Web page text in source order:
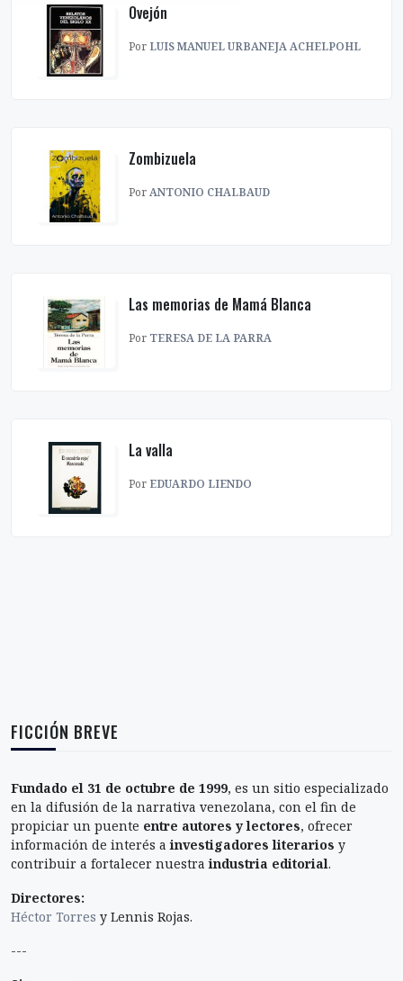
Ovejón
Por LUIS MANUEL URBANEJA ACHELPOHL
Zombizuela
PorANTONIO CHALBAUD
Las memorias de Mamá Blanca
Por TERESA DE LA PARRA
La valla
Por EDUARDO LIENDO
FICCIÓN BREVE
Fundado el 31 de octubre de 1999, es un sitio especializado
en la difusión de la narrativa venezolana, con el fin de
propiciar un puente entre autores y lectores, ofrecer
información de interés ainvestigadores literarios y
contribuir a fortalecer nuestraindustria editorial.
Directores:
Héctor Torres y Lennis Rojas.
---